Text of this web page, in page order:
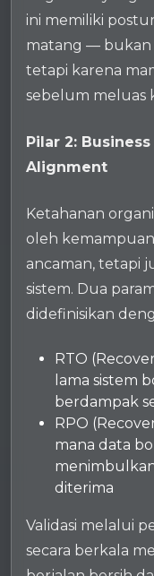
ini memiliki
matang — bukan
tetapi karena
sebelum meluas
Pilar 2:
Alignment
Ketahanan
oleh
ancaman, tetapi
sistem. Dua
didefinisikan
RTO
lama sistem
berdampak
RPO
mana data
diterima
Validasi melalui
secara berkala